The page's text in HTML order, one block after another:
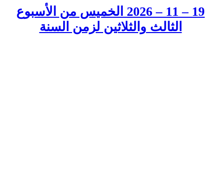
19 – 11 – 2026 الخميس من الأسبوع
الثالث والثلاثين لزمن السنة